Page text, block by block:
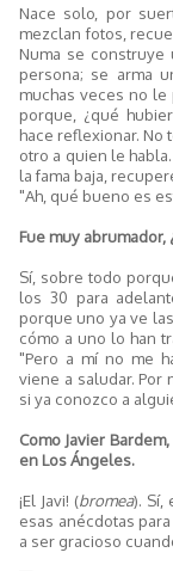
Nace solo, por
mezclan fotos,
Numa se
persona; se arma
muchas veces no le
porque, ¿qué
hace reflexionar. No
otro a quien le
la fama baja,
"Ah, qué bueno es
Fue muy abrumador,
Sí, sobre todo
los 30 para
porque uno ya ve
cómo a uno lo han
"Pero a mí no me
viene a saludar. Por
si ya conozco a
Como Javier
en Los Ángeles.
¡El Javi! (bromea). Sí,
esas anécdotas
a ser gracioso